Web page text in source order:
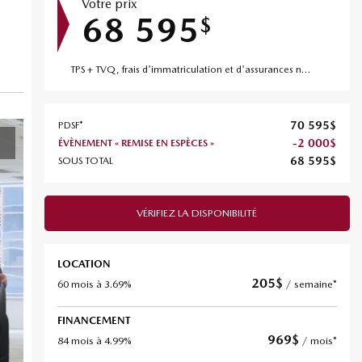
Votre prix
68 595$
TPS + TVQ, frais d'immatriculation et d'assurances non inclus.
PDSF* 70 595$
ÉVÈNEMENT « REMISE EN ESPÈCES » -2 000$
SOUS TOTAL 68 595$
VÉRIFIEZ LA DISPONIBILITÉ
LOCATION
60 mois à 3.69%
205$ / semaine*
FINANCEMENT
84 mois à 4.99%
969$ / mois*